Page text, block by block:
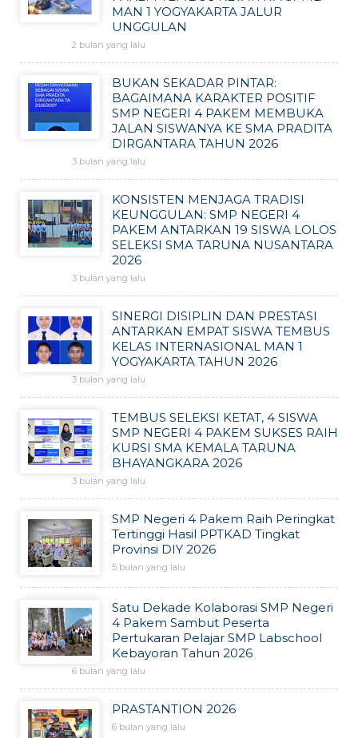
MAN 1 YOGYAKARTA JALUR
UNGGULAN
2 bulan yang lalu
BUKAN SEKADAR PINTAR:
BAGAIMANA KARAKTER POSITIF
SMP NEGERI 4 PAKEM MEMBUKA
JALAN SISWANYA KE SMA PRADITA
DIRGANTARA TAHUN 2026
3 bulan yang lalu
KONSISTEN MENJAGA TRADISI
KEUNGGULAN: SMP NEGERI 4
PAKEM ANTARKAN 19 SISWA LOLOS
SELEKSI SMA TARUNA NUSANTARA
2026
3 bulan yang lalu
SINERGI DISIPLIN DAN PRESTASI
ANTARKAN EMPAT SISWA TEMBUS
KELAS INTERNASIONAL MAN 1
YOGYAKARTA TAHUN 2026
3 bulan yang lalu
TEMBUS SELEKSI KETAT, 4 SISWA
SMP NEGERI 4 PAKEM SUKSES RAIH
KURSI SMA KEMALA TARUNA
BHAYANGKARA 2026
3 bulan yang lalu
SMP Negeri 4 Pakem Raih Peringkat
Tertinggi Hasil PPTKAD Tingkat
Provinsi DIY 2026
5 bulan yang lalu
Satu Dekade Kolaborasi SMP Negeri
4 Pakem Sambut Peserta
Pertukaran Pelajar SMP Labschool
Kebayoran Tahun 2026
6 bulan yang lalu
PRASTANTION 2026
6 bulan yang lalu